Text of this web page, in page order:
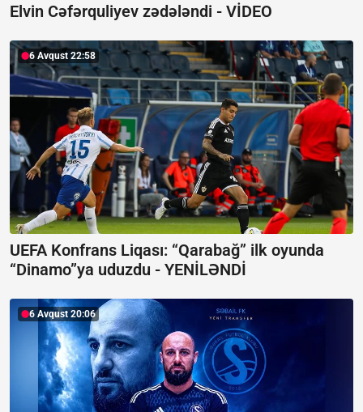
Elvin Cəfərquliyev zədələndi - VİDEO
6 Avqust 22:58
UEFA Konfrans Liqası: “Qarabağ” ilk oyunda
“Dinamo”ya uduzdu - YENİLƏNDİ
6 Avqust 20:06